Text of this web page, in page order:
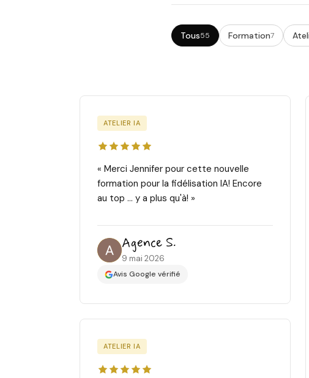
Tous55 Formation7
ATELIER IA
« Merci Jennifer pour cette nouvelle
formation pour la fidélisation IA! Encore
au top ... y a plus qu'à! »
Agence S.
9 mai 2026
Avis Google vérifié
ATELIER IA